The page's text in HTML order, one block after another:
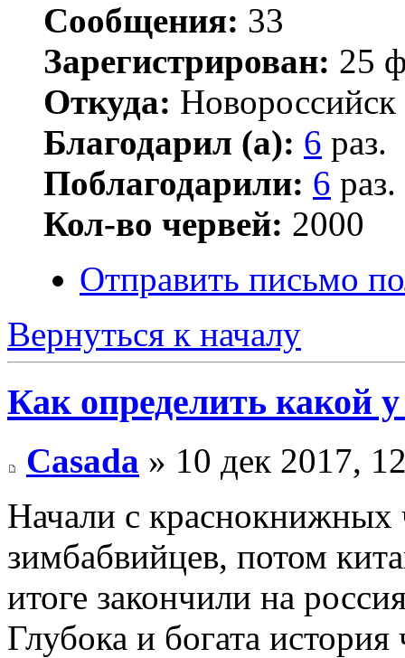
Сообщения: 33
Зарегистрирован: 25
Откуда: Новороссийск
Благодарил (а): 6 раз.
Поблагодарили: 6 раз.
Кол-во червей: 2000
Отправить письмо
Вернуться к началу
Как определить какой
Casada » 10 дек 2017,
Начали с краснокнижных
зимбабвийцев, потом
итоге закончили на
Глубока и богата